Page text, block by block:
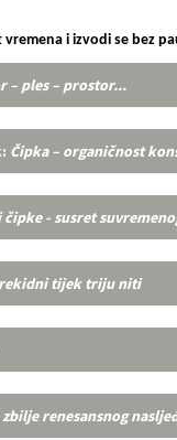
i izvodi se bez
– ples – prostor...
Čipka – organičnost
čipke - susret
tijek triju niti
renesansnog